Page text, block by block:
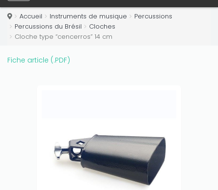
Accueil Instruments de musique
Percussions
Percussions du Brésil
Cloches
Cloche type “cencerros” 14 cm
Fiche article (.PDF)